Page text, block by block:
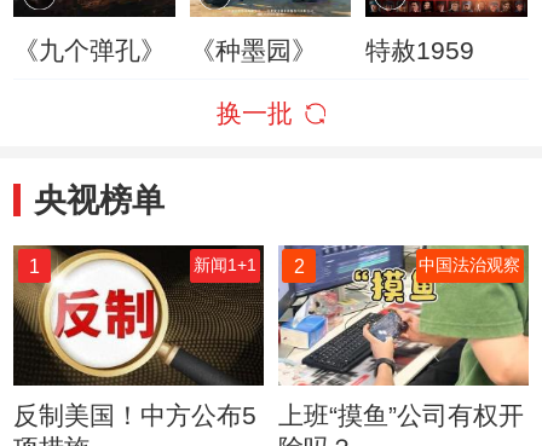
《九个弹孔》 《种墨园》 特赦1959
换一批
央视榜单
1 新闻1+1
反制美国！中方公布5
2 中国法治观察
上班“摸鱼”公司有权开